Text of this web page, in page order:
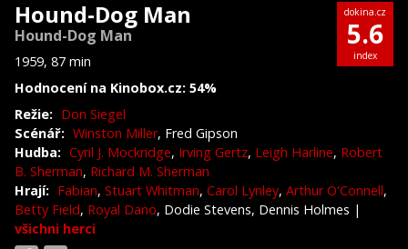
Hound-Dog Man
Hound-Dog Man
1959, 87 min
Hodnocení na Kinobox.cz: 54%
dokina.cz
5.6
index
Režie: Don Siegel
Scénář: Winston Miller, Fred Gipson
Hudba: Cyril J. Mockridge, Irving Gertz, Leigh Harline, Robert
B. Sherman, Richard M. Sherman
Hrají: Fabian, Stuart Whitman, Carol Lynley, Arthur O'Connell,
Betty Field, Royal Dano, Dodie Stevens, Dennis Holmes |
všichni herci